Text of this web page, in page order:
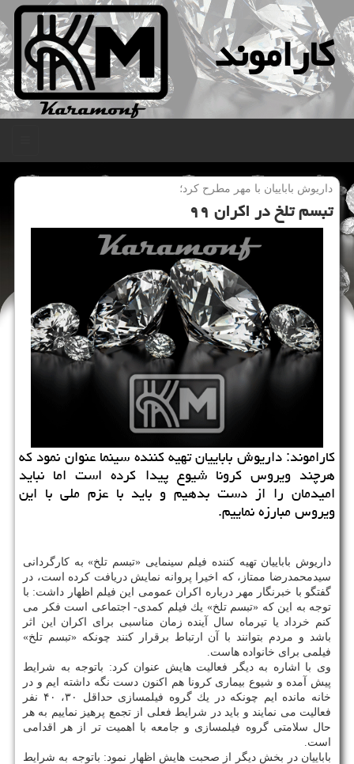
كاراموند
داریوش باباییان با مهر مطرح كرد؛
تبسم تلخ در اكران ۹۹
كاراموند: داریوش باباییان تهیه كننده سینما عنوان نمود كه
هرچند ویروس كرونا شیوع پیدا كرده است اما نباید
امیدمان را از دست بدهیم و باید با عزم ملی با این
ویروس مبارزه نماییم.
داریوش باباییان تهیه كننده فیلم سینمایی «تبسم تلخ» به كارگردانی
سیدمحمدرضا ممتاز، كه اخیرا پروانه نمایش دریافت كرده است، در
گفتگو با خبرنگار مهر درباره اكران عمومی این فیلم اظهار داشت: با
توجه به این كه «تبسم تلخ» یك فیلم كمدی- اجتماعی است فكر می
كنم خرداد یا تیرماه سال آینده زمان مناسبی برای اكران این اثر
باشد و مردم بتوانند با آن ارتباط برقرار كنند چونكه «تبسم تلخ»
فیلمی برای خانواده هاست.
وی با اشاره به دیگر فعالیت هایش عنوان كرد: باتوجه به شرایط
پیش آمده و شیوع بیماری كرونا هم اكنون دست نگه داشته ایم و در
خانه مانده ایم چونكه در یك گروه فیلمسازی حداقل ۳۰، ۴۰ نفر
فعالیت می نمایند و باید در شرایط فعلی از تجمع پرهیز نماییم به هر
حال سلامتی گروه فیلمسازی و جامعه با اهمیت تر از هر اقدامی
است.
باباییان در بخش دیگر از صحبت هایش اظهار نمود: باتوجه به شرایط